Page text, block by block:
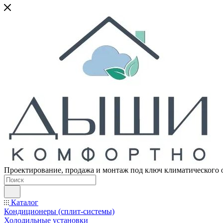
Проектирование, продажа и монтаж под ключ климатического
Каталог
Кондиционеры (сплит-системы)
Холодильные установки